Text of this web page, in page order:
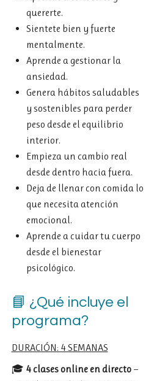
quererte.
Sientete bien y fuerte
mentalmente.
Aprende a gestionar la
ansiedad.
Genera hábitos saludables
y sostenibles para perder
peso desde el equilibrio
interior.
Empieza un cambio real
desde dentro hacia fuera.
Deja de llenarcon comida lo
que necesita atención
emocional.
Aprende a cuidartu cuerpo
desde el bienestar
psicológico.
📘 ¿Qué incluye el
programa?
DURACIÓN: 4 SEMANAS
🎓 4clasesonlineendirecto—